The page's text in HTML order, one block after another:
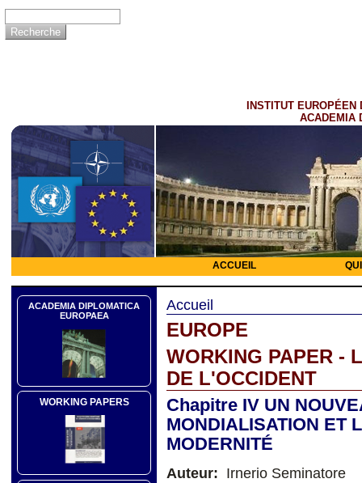
INSTITUT EUROPÉEN
ACADEMIA
ACCUEIL
ACADEMIA DIPLOMATICA
EUROPAEA
WORKING PAPERS
Accueil
EUROPE
WORKING PAPER -
DE L'OCCIDENT
Chapitre IV UN
MONDIALISATION ET
MODERNITÉ
Auteur: Irnerio Seminatore